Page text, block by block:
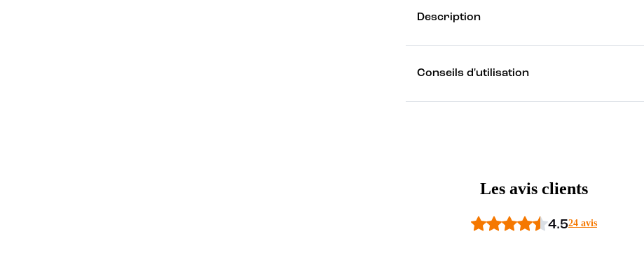
Description
Conseils d'utilisation
Les avis clients
4.524 avis